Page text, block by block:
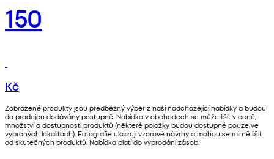
150
Kč
Zobrazené produkty jsou předběžný výběr z naší nadcházející nabídky a budou
do prodejen dodávány postupně. Nabídka v obchodech se může lišit v ceně,
množství a dostupnosti produktů (některé položky budou dostupné pouze ve
vybraných lokalitách). Fotografie ukazují vzorové návrhy a mohou se mírně lišit
od skutečných produktů. Nabídka platí do vyprodání zásob.